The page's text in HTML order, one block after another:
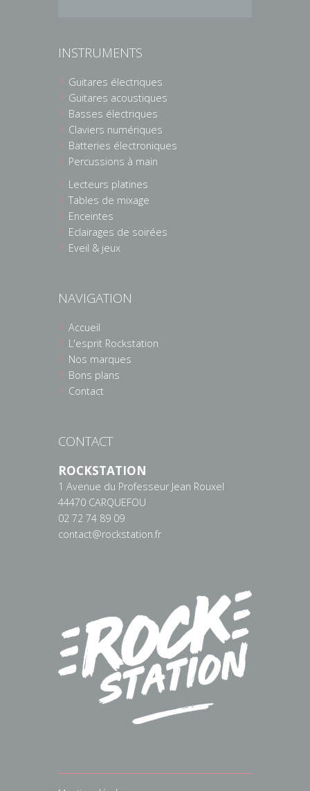
INSTRUMENTS
Guitares électriques
Guitares acoustiques
Basses électriques
Claviers numériques
Batteries électroniques
Percussions à main
Lecteurs platines
Tables de mixage
Enceintes
Eclairages de soirées
Eveil & jeux
NAVIGATION
Accueil
L'esprit Rockstation
Nos marques
Bons plans
Contact
CONTACT
ROCKSTATION
1 Avenue du Professeur Jean Rouxel
44470 CARQUEFOU
02 72 74 89 09
contact@rockstation.fr